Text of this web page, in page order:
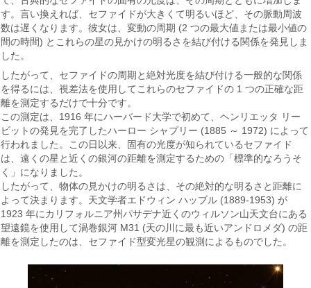
す。言い換えれば、セファイドが大きくて明るいほど、その脈動周波
数は遅くなります。彼女は、変動の周期 (2 つの最大値または最小値の
間の時間) とこれらの星の見かけの明るさを結び付ける関係を発見しま
した。
したがって、セファイドの周期と絶対光度を結び付ける一般的な関係
を得るには、視差法を使用してこれらのセファイドの 1 つの正確な距
離を測定するだけで十分です。
この測定は、1916 年にハーバード大学で初めて、ヘンリエッタ リー
ビットの発見を完了したハーロー シャプリー (1885 ～ 1972) によって
行われました。この日以来、固有の光度が知られているセファイド
は、遠くの星と近くの銀河の距離を測定するための「標準的なろうそ
く」になりました。
したがって、物体の見かけの明るさは、その絶対的な明るさと距離に
よって決まります。天文学者エドウィン ハッブル (1889-1953) が
1923 年にカリフォルニア州パサデナ近くのウィルソン山天文台にある
望遠鏡を使用して渦巻銀河 M31 (天の川に最も近いアンドロメダ) の距
離を測定したのは、セファイド型変光星の観測によるものでした。